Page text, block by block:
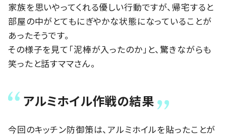
家族を思いやってくれる優しい行動ですが、帰宅すると
部屋の中がとてもにぎやかな状態になっていることが
あったそうです。
その様子を見て「泥棒が入ったのか」と、驚きながらも
笑ったと話すママさん。
アルミホイル作戦の結果
今回のキッチン防御策は、アルミホイルを貼ったことが